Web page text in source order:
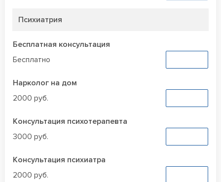
Психиатрия
Бесплатная консультация
Бесплатно
Нарколог на дом
2000 руб.
Консультация психотерапевта
3000 руб.
Консультация психиатра
2000 руб.